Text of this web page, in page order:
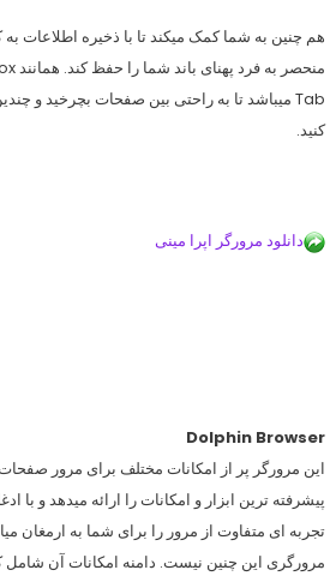
هم چنین به شما کمک میکند تا با ذخیره اطلاعات
منحصر به فرد پهنای باند شما را حفظ کند. همانند FireFox و Chrome دارای
Tab میباشد تا به راحتی بین صفحات بچرخید و چندین صفحه را در یک زمان باز
کنید.
دانلود مرورگر اپرا مینی
Dolphin Browser
این مرورگر پر از امکانات مختلف برای مرور
پیشرفته ترین ابزار و امکانات را ارائه میدهد و با
تجربه ای متفاوت از مرور را برای شما به ارمغان